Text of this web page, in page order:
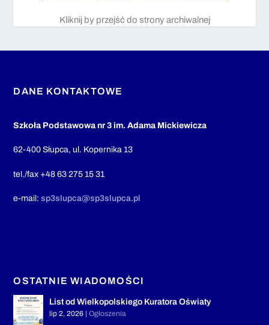
Kliknij by przejść do strony archiwalnej
DANE KONTAKTOWE
Szkoła Podstawowa nr 3 im. Adama Mickiewicza
62-400 Słupca, ul. Kopernika 13
tel./fax +48 63 275 15 31
e-mail:sp3slupca@sp3slupca.pl
OSTATNIE WIADOMOŚCI
List od Wielkopolskiego Kuratora Oświaty
lip 2, 2026 |Ogłoszenia